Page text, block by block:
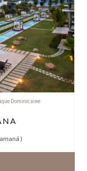
Dominicaine
)